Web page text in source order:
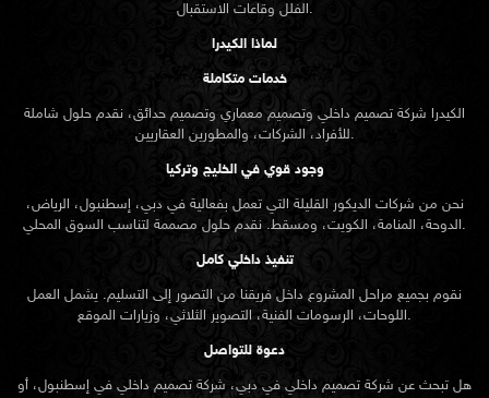
الفلل وقاعات الاستقبال.
لماذا الكيدرا
خدمات متكاملة
الكيدرا شركة تصميم داخلي وتصميم معماري وتصميم حدائق، نقدم حلول شاملة
للأفراد، الشركات، والمطورين العقاريين.
وجود قوي في الخليج وتركيا
نحن من شركات الديكور القليلة التي تعمل بفعالية في دبي، إسطنبول، الرياض،
الدوحة، المنامة، الكويت، ومسقط. نقدم حلول مصممة لتناسب السوق المحلي.
تنفيذ داخلي كامل
نقوم بجميع مراحل المشروع داخل فريقنا من التصور إلى التسليم. يشمل العمل
اللوحات، الرسومات الفنية، التصوير الثلاثي، وزيارات الموقع.
دعوة للتواصل
هل تبحث عن شركة تصميم داخلي في دبي، شركة تصميم داخلي في إسطنبول، أو